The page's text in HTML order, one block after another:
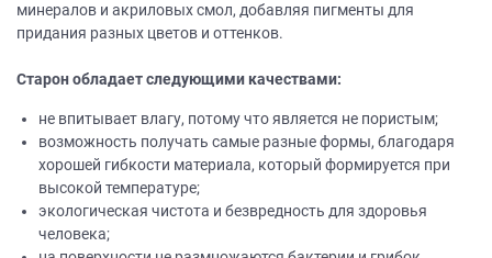
минералов и акриловых смол, добавляя пигменты для
придания разных цветов и оттенков.
Старон обладает следующими качествами:
не впитывает влагу, потому что является не пористым;
возможность получать самые разные формы, благодаря
хорошей гибкости материала, который формируется при
высокой температуре;
экологическая чистота и безвредность для здоровья
человека;